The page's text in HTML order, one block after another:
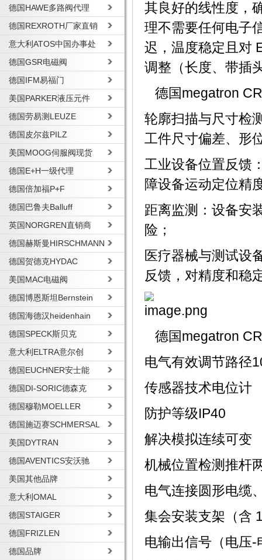
德国HAWE多路阀代理
德国REXROTH厂家直销
意大利ATOS中国办事处
德国GSR电磁阀
德国IFM易福门
美国PARKER液压元件
德国劳易测LEUZE
德国皮尔兹PILZ
美国MOOG伺服阀现货
德国E+H一级代理
德国倍加福P+F
德国巴鲁夫Balluff
英国NORGREN直销商
德国赫斯曼HIRSCHMANN
德国贺德克HYDAC
美国MAC电磁阀
德国博恩斯坦Bernstein
德国海德汉heidenhain
德国SPECK斯贝克
意大利ELTRA意尔创
德国EUCHNER安士能
德国DI-SORIC德森克
德国穆勒MOELLER
德国施迈赛SCHMERSAL
美国DYTRAN
德国AVENTICS安沃驰
美国其他品牌
意大利OMAL
德国STAIGER
德国FRIZLEN
德国品牌
其良好的线性度，
理不需要任何电子
迟，温度稳定且对
调整（长度、带插
德国megatron
轮廓扫描与尺寸检
工件尺寸偏差、形
工业设备位置反馈
障设备运动定位精
距离监测：设备安
险；
医疗器械与测试设
反馈，对精度和稳
德国megatron
电气有效调节路径
传感器技术电位计
防护等级IP40
解决模拟连续可变
机械位置检测 推杆
电气连接圆形电缆
集会安装支架（含
电输出信号 （电压